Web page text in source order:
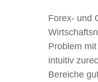
Forex- und
Problem
intuitiv
Bereiche